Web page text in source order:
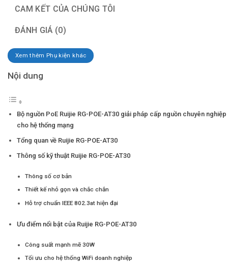
CAM KẾT CỦA CHÚNG TÔI
ĐÁNH GIÁ (0)
Xem thêm Phụ kiện khác
Nội dung
Bộ nguồn PoE Ruijie RG-POE-AT30 giải pháp cấp nguồn chuyên nghiệp
cho hệ thống mạng
Tổng quan về Ruijie RG-POE-AT30
Thông số kỹ thuật Ruijie RG-POE-AT30
Thông số cơ bản
Thiết kế nhỏ gọn và chắc chắn
Hỗ trợ chuẩn IEEE 802.3at hiện đại
Ưu điểm nổi bật của Ruijie RG-POE-AT30
Công suất mạnh mẽ 30W
Tối ưu cho hệ thống WiFi doanh nghiệp